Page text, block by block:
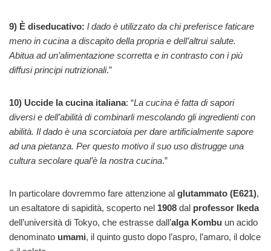
9) È diseducativo: l dado è utilizzato da chi preferisce faticare
meno in cucina a discapito della propria e dell’altrui salute.
Abitua ad un’alimentazione scorretta e in contrasto con i più
diffusi principi nutrizionali.”
10) Uccide la cucina italiana: “La cucina è fatta di sapori
diversi e dell’abilità di combinarli mescolando gli ingredienti con
abilità. Il dado è una scorciatoia per dare artificialmente sapore
ad una pietanza. Per questo motivo il suo uso distrugge una
cultura secolare qual’è la nostra cucina.”
In particolare dovremmo fare attenzione al glutammato (E621),
un esaltatore di sapidità, scoperto nel 1908 dal professor Ikeda
dell’università di Tokyo, che estrasse dall’alga Kombu un acido
denominato umami, il quinto gusto dopo l’aspro, l’amaro, il dolce